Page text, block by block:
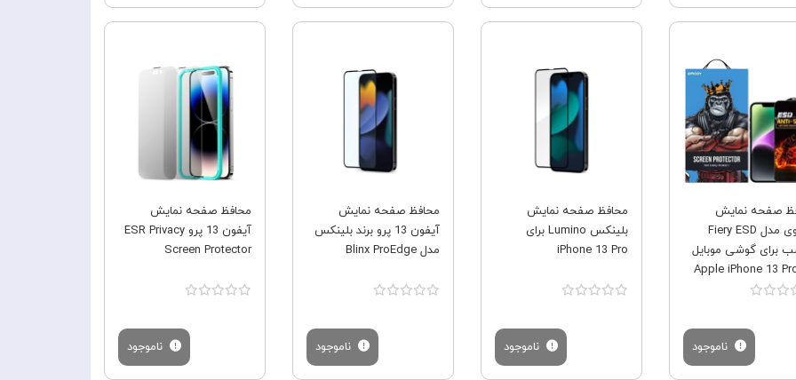
صفحه نمایش
اِپیکوی مدل Fiery ESD
برای گوشی موبایل
ناموجود
محافظ صفحه نمایش
بلینکس Lumino برای
iPhone 13 Pro
ناموجود
محافظ صفحه نمایش
آیفون 13 پرو برند بلینکس
مدل Blinx ProEdge
ناموجود
محافظ صفحه نمایش
آیفون 13 پرو ESR Privacy
Screen Protector
ناموجود